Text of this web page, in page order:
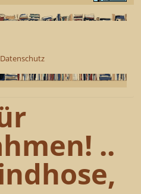
Datenschutz
..